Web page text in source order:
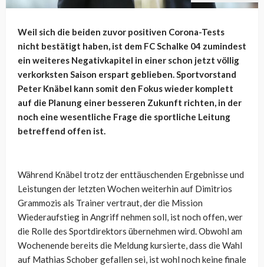
Weil sich die beiden zuvor positiven Corona-Tests
nicht bestätigt haben, ist dem FC Schalke 04 zumindest
ein weiteres Negativkapitel in einer schon jetzt völlig
verkorksten Saison erspart geblieben. Sportvorstand
Peter Knäbel kann somit den Fokus wieder komplett
auf die Planung einer besseren Zukunft richten, in der
noch eine wesentliche Frage die sportliche Leitung
betreffend offen ist.
Während Knäbel trotz der enttäuschenden Ergebnisse und
Leistungen der letzten Wochen weiterhin auf Dimitrios
Grammozis als Trainer vertraut, der die Mission
Wiederaufstieg in Angriff nehmen soll, ist noch offen, wer
die Rolle des Sportdirektors übernehmen wird. Obwohl am
Wochenende bereits die Meldung kursierte, dass die Wahl
auf Mathias Schober gefallen sei, ist wohl noch keine finale